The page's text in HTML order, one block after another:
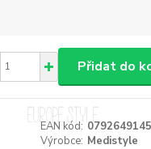
Přidat do
EAN kód:
Výrobce: Medistyle